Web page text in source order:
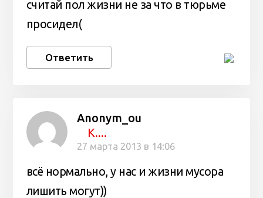
считай пол жизни не за что в тюрьме
просидел(
Ответить
Anonym_ou
К....
27 марта 2013 в 14:06
всё нормально, у нас и жизни мусора
лишить могут))